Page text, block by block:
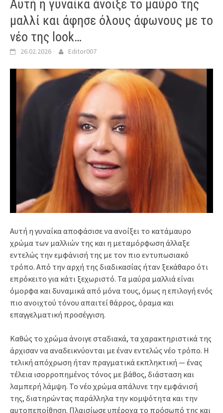
Αυτή η γυναίκα άνοιξε το μαύρο της
μαλλί και άφησε όλους άφωνους με το
νέο της look…
26.02.2026 Editor007
Αυτή η γυναίκα αποφάσισε να ανοίξει το κατάμαυρο
χρώμα των μαλλιών της και η μεταμόρφωση άλλαξε
εντελώς την εμφάνισή της με τον πιο εντυπωσιακό
τρόπο. Από την αρχή της διαδικασίας ήταν ξεκάθαρο ότι
επρόκειτο για κάτι ξεχωριστό. Τα μαύρα μαλλιά είναι
όμορφα και δυναμικά από μόνα τους, όμως η επιλογή ενός
πιο ανοιχτού τόνου απαιτεί θάρρος, όραμα και
επαγγελματική προσέγγιση.
Καθώς το χρώμα άνοιγε σταδιακά, τα χαρακτηριστικά της
άρχισαν να αναδεικνύονται με έναν εντελώς νέο τρόπο. Η
τελική απόχρωση ήταν πραγματικά εκπληκτική — ένας
τέλεια ισορροπημένος τόνος με βάθος, διάσταση και
λαμπερή λάμψη. Το νέο χρώμα απάλυνε την εμφάνισή
της, διατηρώντας παράλληλα την κομψότητα και την
αυτοπεποίθηση. Πλαισίωσε υπέροχα το πρόσωπό της και